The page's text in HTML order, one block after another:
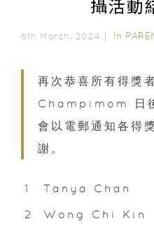
攝活動
6th March, 2024｜ In
再次恭喜所有得獎
Champimom 日
會以電郵通知各得
謝。
1 Tanya Chan
2 Wong Chi Kin